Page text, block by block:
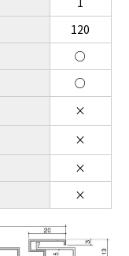
120
○
○
×
×
×
×